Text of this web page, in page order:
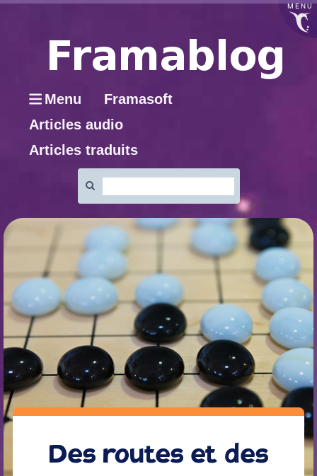
MENU
Menu
Framasoft
Articles audio
Articles traduits
:
Des routes et des